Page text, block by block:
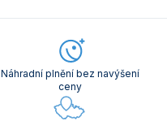
Náhradní plnění bez navýšení
ceny